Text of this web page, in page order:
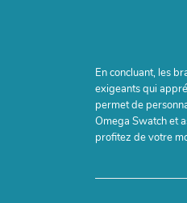
En concluant, les
exigeants qui
permet de
Omega Swatch et
profitez de votre